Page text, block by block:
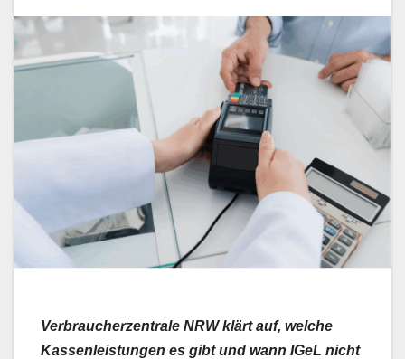
Verbraucherzentrale NRW klärt auf, welche
Kassenleistungen es gibt und wann IGeL nicht